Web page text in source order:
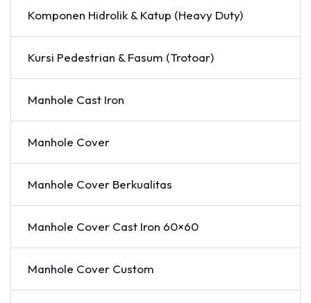
Komponen Hidrolik & Katup (Heavy Duty)
Kursi Pedestrian & Fasum (Trotoar)
Manhole Cast Iron
Manhole Cover
Manhole Cover Berkualitas
Manhole Cover Cast Iron 60×60
Manhole Cover Custom